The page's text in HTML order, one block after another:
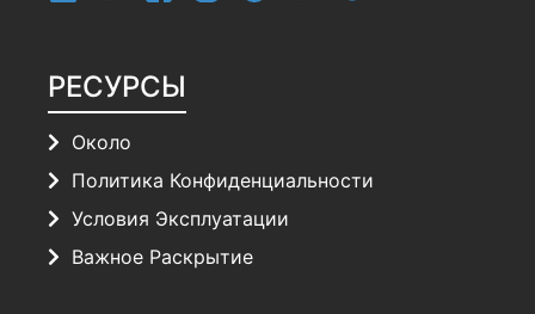
РЕСУРСЫ
Около
Политика Конфиденциальности
Условия Эксплуатации
Важное Раскрытие